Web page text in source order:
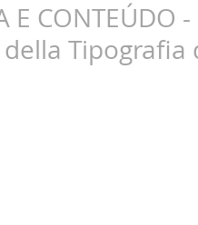
E CONTEÚDO
Tipografia